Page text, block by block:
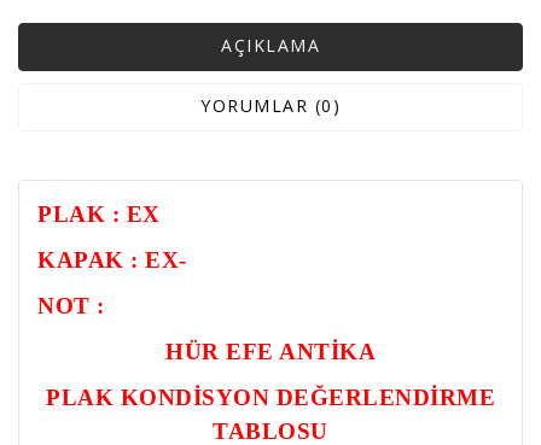
AÇIKLAMA
YORUMLAR (0)
PLAK : EX
KAPAK : EX-
NOT :
HÜR EFE ANTİKA
PLAK KONDİSYON DEĞERLENDİRME
TABLOSU